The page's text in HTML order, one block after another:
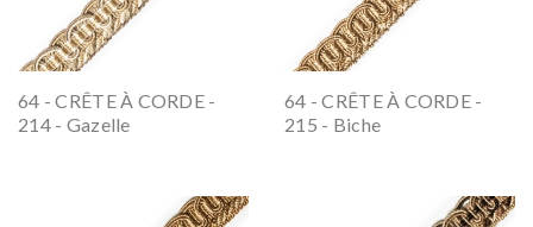
64 - CRÊTE À CORDE -
214 - Gazelle
64 - CRÊTE À CORDE -
215 - Biche